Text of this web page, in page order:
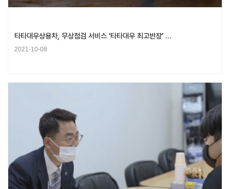
타타대우상용차, 무상점검 서비스 ‘타타대우 최고반장’ …
2021-10-08